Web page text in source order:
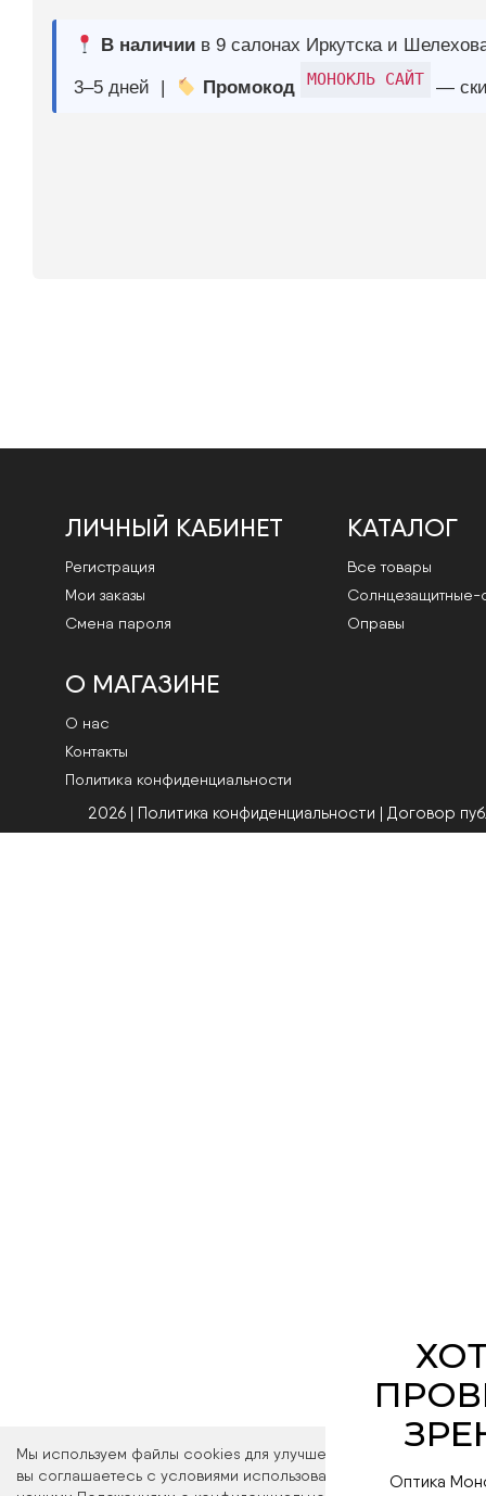
Мы используем файлы cookies для улучшения работы сайта.
вы соглашаетесь с условиями использования файлов cookies.
ЛИЧНЫЙ КАБИНЕТ
Регистрация
Мои заказы
Смена пароля
КАТАЛОГ
Все товары
Cолнцезащитные-
Оправы
О МАГАЗИНЕ
О нас
Контакты
Политика конфиденциальности
2026 | Политика конфиденциальности | Договор
кабинета,